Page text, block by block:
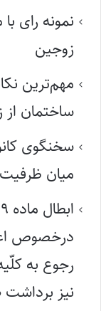
نمونه رای
زوجین
مهم‌ترین
ساختمان
سخنگوی
میان
درخصوص
رجوع به
نیز برداشت